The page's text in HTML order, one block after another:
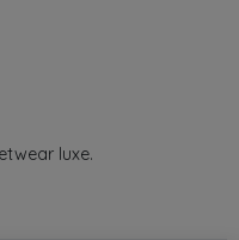
luxe.